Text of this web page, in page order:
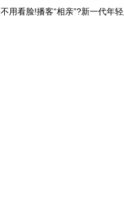
旅途｜她造出一座城
不用看脸!播客“相亲”?新一代年